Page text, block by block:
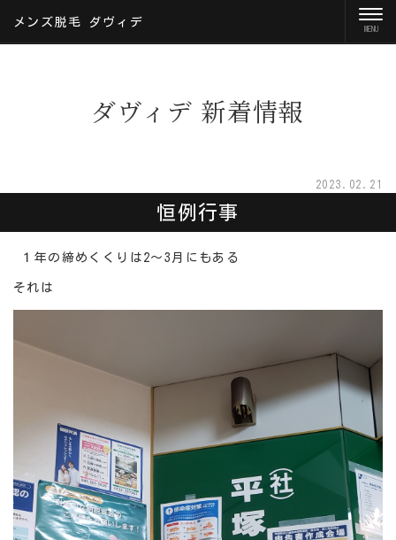
メンズ脱毛 ダヴィデ
ダヴィデ 新着情報
2023.02.21
恒例行事
１年の締めくくりは2～3月にもある
それは